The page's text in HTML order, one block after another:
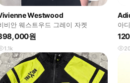
Westwood
비안 웨스트우드 그레이 자켓
원
1.1k
아
95
20